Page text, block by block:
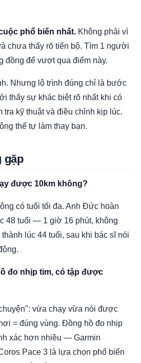
phổ biến nhất. Không phải vì
chưa thấy rõ tiến bộ. Tìm 1 người
đồng để vượt qua điểm này.
Nhưng lộ trình đúng chỉ là bước
thấy sự khác biệt rõ nhất khi có
kỹ thuật và điều chỉnh kịp lúc.
thể tự làm thay bạn.
gặp
được 10km không?
có tuổi tối đa. Anh Đức hoàn
48 tuổi — 1 giờ 16 phút, không
lúc 44 tuổi, sau khi bác sĩ nói
đo nhịp tim, có tập được
vừa chạy vừa nói được
= đúng vùng. Đồng hồ đo nhịp
xác hơn nhiều — Garmin
Pace 3 là lựa chọn phổ biến